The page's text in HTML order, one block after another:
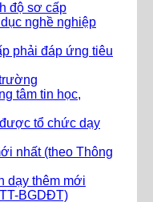
độ sơ cấp
nghề nghiệp
phải đáp ứng tiêu
tâm tin học,
tổ chức dạy
nhất (theo Thông
dạy thêm mới
BGDĐT)